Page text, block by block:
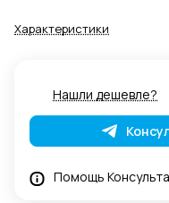
Характеристики
Нашли дешевле?
Помощь